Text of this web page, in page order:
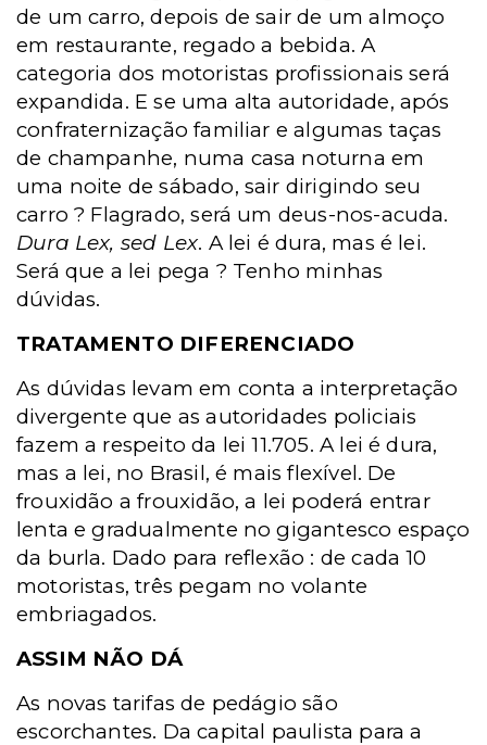
de um carro, depois de sair de um almoço
em restaurante, regado a bebida. A
categoria dos motoristas profissionais será
expandida. E se uma alta autoridade, após
confraternização familiar e algumas taças
de champanhe, numa casa noturna em
uma noite de sábado, sair dirigindo seu
carro ? Flagrado, será um deus-nos-acuda.
Dura Lex, sed Lex. A lei é dura, mas é lei.
Será que a lei pega ? Tenho minhas
dúvidas.
TRATAMENTO DIFERENCIADO
As dúvidas levam em conta a interpretação
divergente que as autoridades policiais
fazem a respeito da lei 11.705. A lei é dura,
mas a lei, no Brasil, é mais flexível. De
frouxidão a frouxidão, a lei poderá entrar
lenta e gradualmente no gigantesco espaço
da burla. Dado para reflexão : de cada 10
motoristas, três pegam no volante
embriagados.
ASSIM NÃO DÁ
As novas tarifas de pedágio são
escorchantes. Da capital paulista para a